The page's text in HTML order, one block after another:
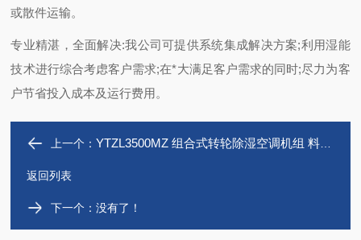
或散件运输。
专业精湛，全面解决:我公司可提供系统集成解决方案;利用湿能
技术进行综合考虑客户需求;在*大满足客户需求的同时;尽力为客
户节省投入成本及运行费用。
上一个：YTZL3500MZ 组合式转轮除湿空调机组 料房油漆仓库使用
返回列表
下一个：没有了！